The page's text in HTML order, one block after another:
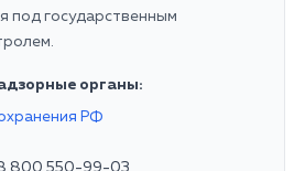
под государственным
органы:
РФ
800 550-99-03